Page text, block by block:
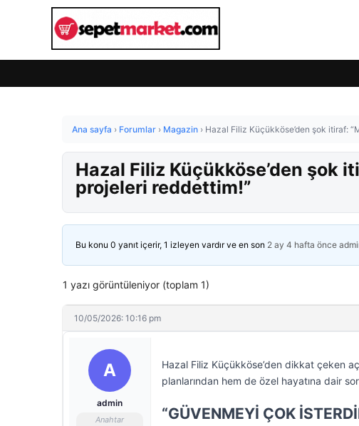
Ana sayfa › Forumlar › Magazin › Hazal Filiz Küçükköse’den şok itiraf:
Hazal Filiz Küçükköse’den şok
projeleri reddettim!”
Bu konu 0 yanıt içerir, 1 izleyen vardır ve en son 2 ay 4 hafta önce
1 yazı görüntüleniyor (toplam 1)
10/05/2026: 10:16 pm
A
admin
Anahtar
Hazal Filiz Küçükköse’den dikkat çeken
planlarından hem de özel hayatına dair
“GÜVENMEYİ ÇOK